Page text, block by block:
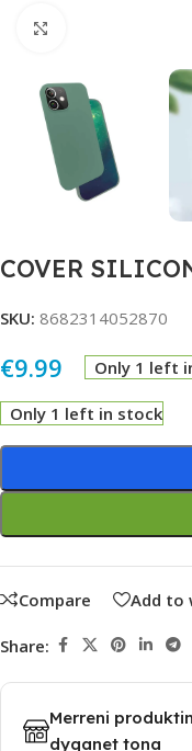
COVER
SKU: 8682314052870
€9.99 Only 1 left
Only 1 left in stock
Compare Add to
Share:
Merreni
dyqanet tona